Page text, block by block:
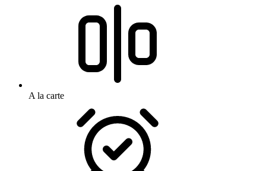
A la carte